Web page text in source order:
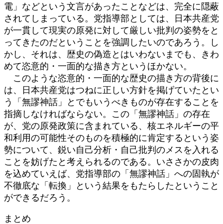
電」などという文言があったことなどは、完全に隠蔽
されてしまっている。党指導部としては、日本共産党
が一貫して現実の原発に対して厳しい批判の姿勢をと
ってきたのだということを強調したいのであろう。し
かし、それは、歴史の偽造とはいわないまでも、きわ
めて恣意的・一面的な描き方というほかない。
このような恣意的・一面的な歴史の描き方の背後に
は、日本共産党はつねに正しい方針を掲げていたとい
う「無謬神話」とでもいうべきものが存在することを
指摘しなければならない。この「無謬神話」の存在
が、党の原発政策に含まれている、核エネルギーの平
和利用の可能性そのものを積極的に肯定するという姿
勢について、鋭い自己分析・自己批判のメスを入れる
ことを妨げたと考えられるのである。いささかの皮肉
を込めていえば、党指導部の「無謬神話」への固執が
不徹底な「転換」という結果をもたらしたということ
ができるだろう。
まとめ